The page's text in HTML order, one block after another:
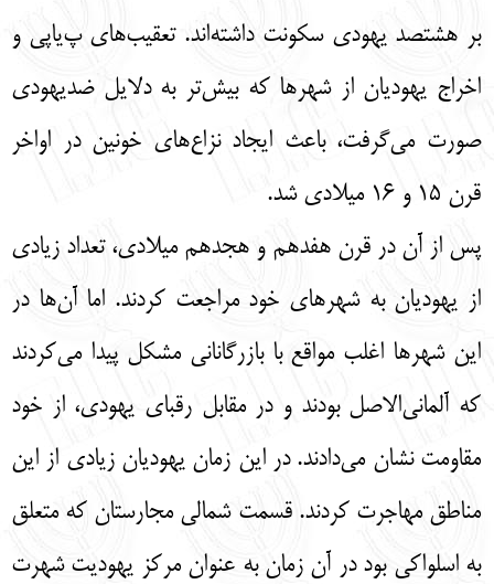
بر هشتصد يهودي سكونت داشته‌اند. تعقيب‌هاي پ‌ياپي و
اخراج يهوديان از شهرها كه بيش‌تر به دلايل ضديهودي
صورت مي‌گرفت، باعث ايجاد نزاع‌هاي خونين در اواخر
قرن 15 و 16 ميلادي شد.
پس از آن در قرن هفدهم و هجدهم ميلادي، تعداد زيادي
از يهوديان به شهرهاي خود مراجعت كردند. اما آن‌ها در
اين شهرها اغلب مواقع با بازرگاناني مشكل پيدا مي‌كردند
كه آلماني‌الاصل بودند و در مقابل رقباي يهودی، از خود
مقاومت نشان مي‌دادند. در اين زمان يهوديان زيادي از اين
مناطق مهاجرت كردند. قسمت شمالي مجارستان كه متعلق
به اسلواكي بود در آن زمان به عنوان مركز يهوديت شهرت